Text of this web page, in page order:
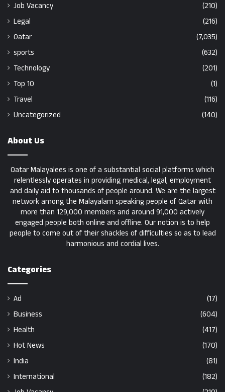
Job Vacancy
(210)
Legal
(216)
Qatar
(7,035)
sports
(632)
Technology
(201)
Top 10
(1)
Travel
(116)
Uncategorized
(140)
About Us
Qatar Malayalees is one of a substantial social platforms which
relentlessly operates in providing medical, legal, employment
and daily aid to thousands of people around. We are the largest
network among the Malayalam speaking people of Qatar with
more than 129,000 members and around 91,000 actively
engaged people both online and offline. Our notion is to help
people to come out of their shackles of difficulties so as to lead
harmonious and cordial lives.
Categories
Ad
(17)
Business
(604)
Health
(417)
Hot News
(170)
India
(81)
International
(182)